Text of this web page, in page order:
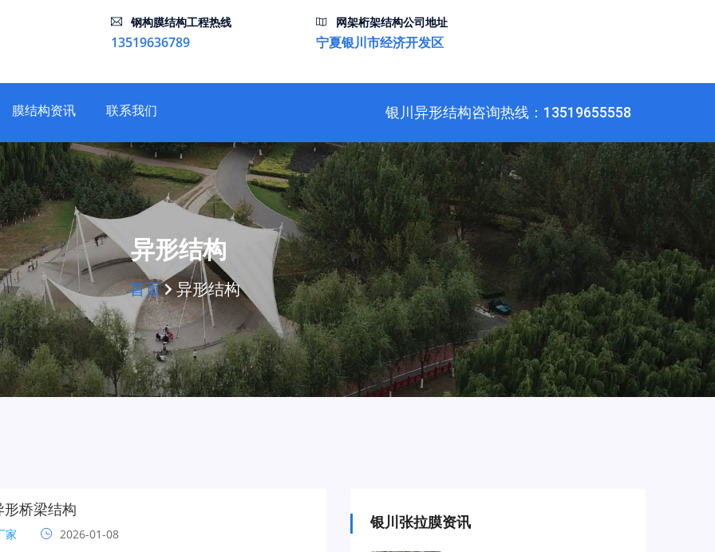
钢构膜结构工程热线
13519636789
网架桁架结构公司地址
宁夏银川市经济开发区
膜结构资讯 联系我们 银川异形结构咨询热线：13519655558
异形结构
首页 异形结构
形桥梁结构
家 2026-01-08
银川张拉膜资讯